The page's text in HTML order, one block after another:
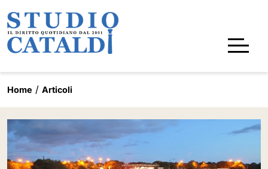
Home Articoli